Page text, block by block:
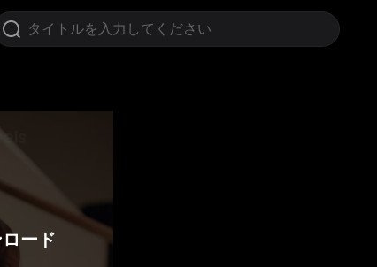
ード